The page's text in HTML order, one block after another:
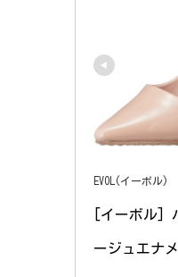
EVOL(イーボル)
[イーボル]
ージュエナ